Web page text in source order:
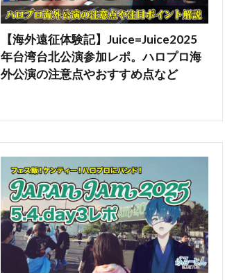
【海外遠征体験記】Juice=Juice2025
年台湾台北公演参加レポ。ハロプロ海
外公演の注意点やおすすめ点など